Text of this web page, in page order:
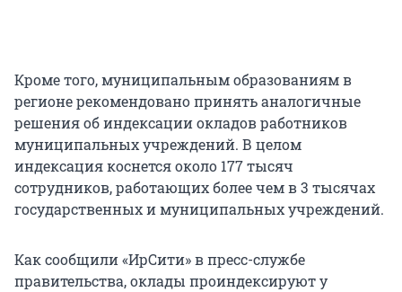
Кроме того, муниципальным образованиям в
регионе рекомендовано принять аналогичные
решения об индексации окладов работников
муниципальных учреждений. В целом
индексация коснется около 177 тысяч
сотрудников, работающих более чем в 3 тысячах
государственных и муниципальных учреждений.
Как сообщили «ИрСити» в пресс-службе
правительства, оклады проиндексируют у